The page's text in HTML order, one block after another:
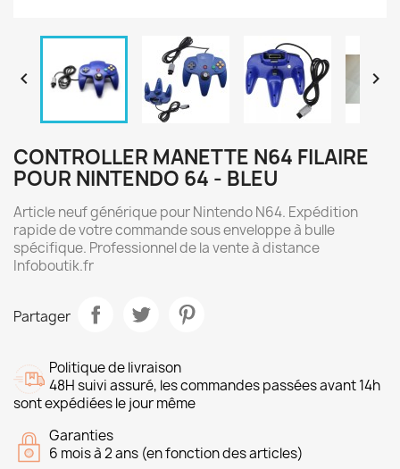
 
CONTROLLER MANETTE N64 FILAIRE
POUR NINTENDO 64 - BLEU
Article neuf générique pour Nintendo N64. Expédition
rapide de votre commande sous enveloppe à bulle
spécifique. Professionnel de la vente à distance
Infoboutik.fr
Partager
Politique de livraison
48H suivi assuré, les commandes passées avant 14h
sont expédiées le jour même
Garanties
6 mois à 2 ans (en fonction des articles)